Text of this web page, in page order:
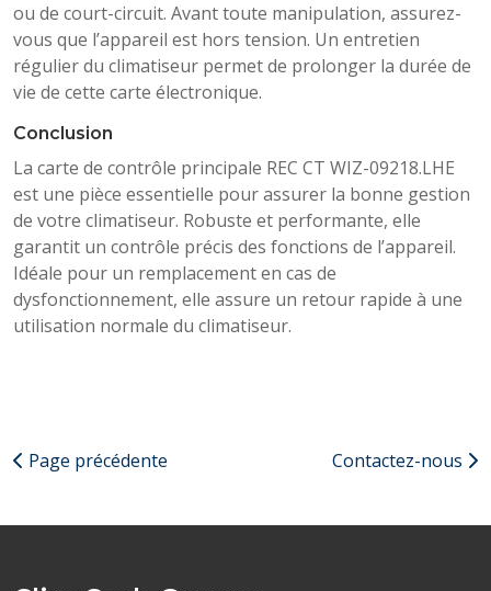
ou de court-circuit. Avant toute manipulation, assurez-
vous que l’appareil est hors tension. Un entretien
régulier du climatiseur permet de prolonger la durée de
vie de cette carte électronique.
Conclusion
La carte de contrôle principale REC CT WIZ-09218.LHE
est une pièce essentielle pour assurer la bonne gestion
de votre climatiseur. Robuste et performante, elle
garantit un contrôle précis des fonctions de l’appareil.
Idéale pour un remplacement en cas de
dysfonctionnement, elle assure un retour rapide à une
utilisation normale du climatiseur.
Page précédente Contactez-nous